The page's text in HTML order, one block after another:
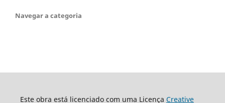
Navegar a categoria
Este obra está licenciado com uma Licença Creative